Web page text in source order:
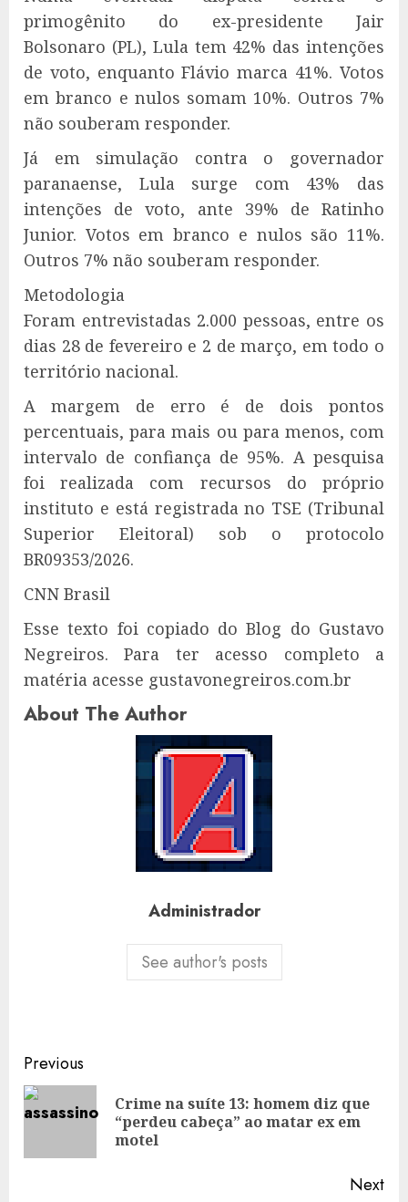
primogênito do ex-presidente Jair
Bolsonaro (PL), Lula tem 42% das intenções
de voto, enquanto Flávio marca 41%. Votos
em branco e nulos somam 10%. Outros 7%
não souberam responder.
Já em simulação contra o governador
paranaense, Lula surge com 43% das
intenções de voto, ante 39% de Ratinho
Junior. Votos em branco e nulos são 11%.
Outros 7% não souberam responder.
Metodologia
Foram entrevistadas 2.000 pessoas, entre os
dias 28 de fevereiro e 2 de março, em todo o
território nacional.
A margem de erro é de dois pontos
percentuais, para mais ou para menos, com
intervalo de confiança de 95%. A pesquisa
foi realizada com recursos do próprio
instituto e está registrada no TSE (Tribunal
Superior Eleitoral) sob o protocolo
BR09353/2026.
CNN Brasil
Esse texto foi copiado do Blog do Gustavo
Negreiros. Para ter acesso completo a
matéria acesse gustavonegreiros.com.br
About The Author
Administrador
See author's posts
Post
navigation
Previous
Crime na suíte 13: homem diz que
“perdeu cabeça” ao matar ex em
motel
Next